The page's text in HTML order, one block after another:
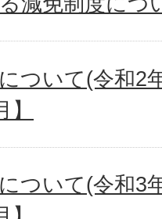
ついて(令和2
ついて(令和3